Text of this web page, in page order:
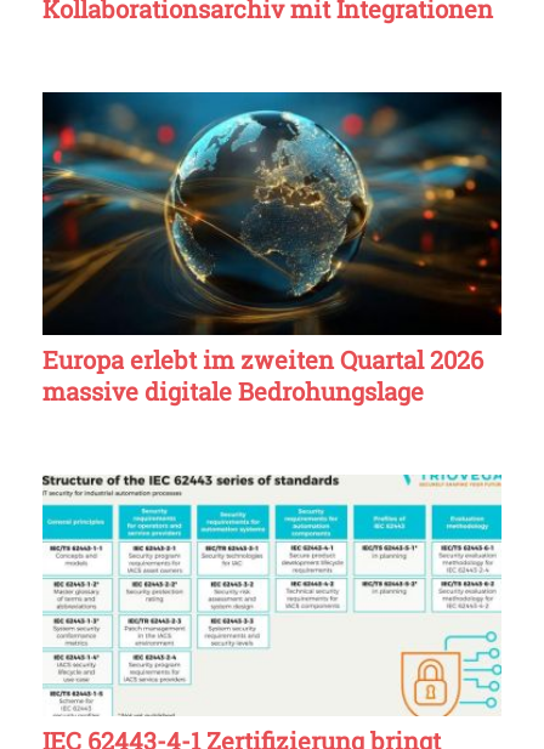
Kollaborationsarchiv mit Integrationen
Europa erlebt im zweiten Quartal 2026
massive digitale Bedrohungslage
IEC 62443-4-1 Zertifizierung bringt